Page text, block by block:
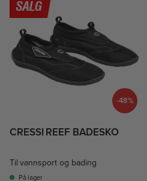
-48%
CRESSI REEF BADESKO
Til vannsport og bading
På lager